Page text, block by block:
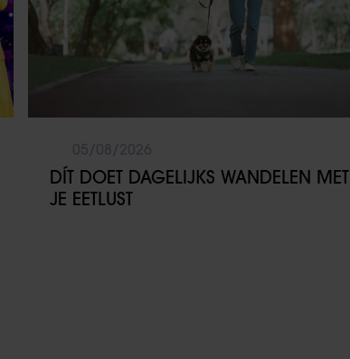
DÍT DOET DAGELIJKS WANDELEN MET
JE EETLUST